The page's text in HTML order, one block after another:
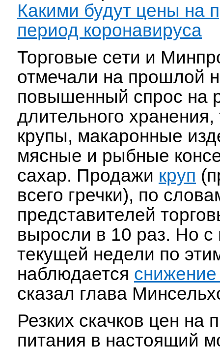
Какими будут цены на
период коронавируса
Торговые сети и
отмечали на прошлой
повышенный спрос на
длительного хранения,
крупы, макаронные
мясные и рыбные
сахар. Продажи круп
всего гречки), по
представителей
выросли в 10 раз. Но с
текущей недели по
наблюдается
сказал глава
Резких скачков цен на
питания в настоящий